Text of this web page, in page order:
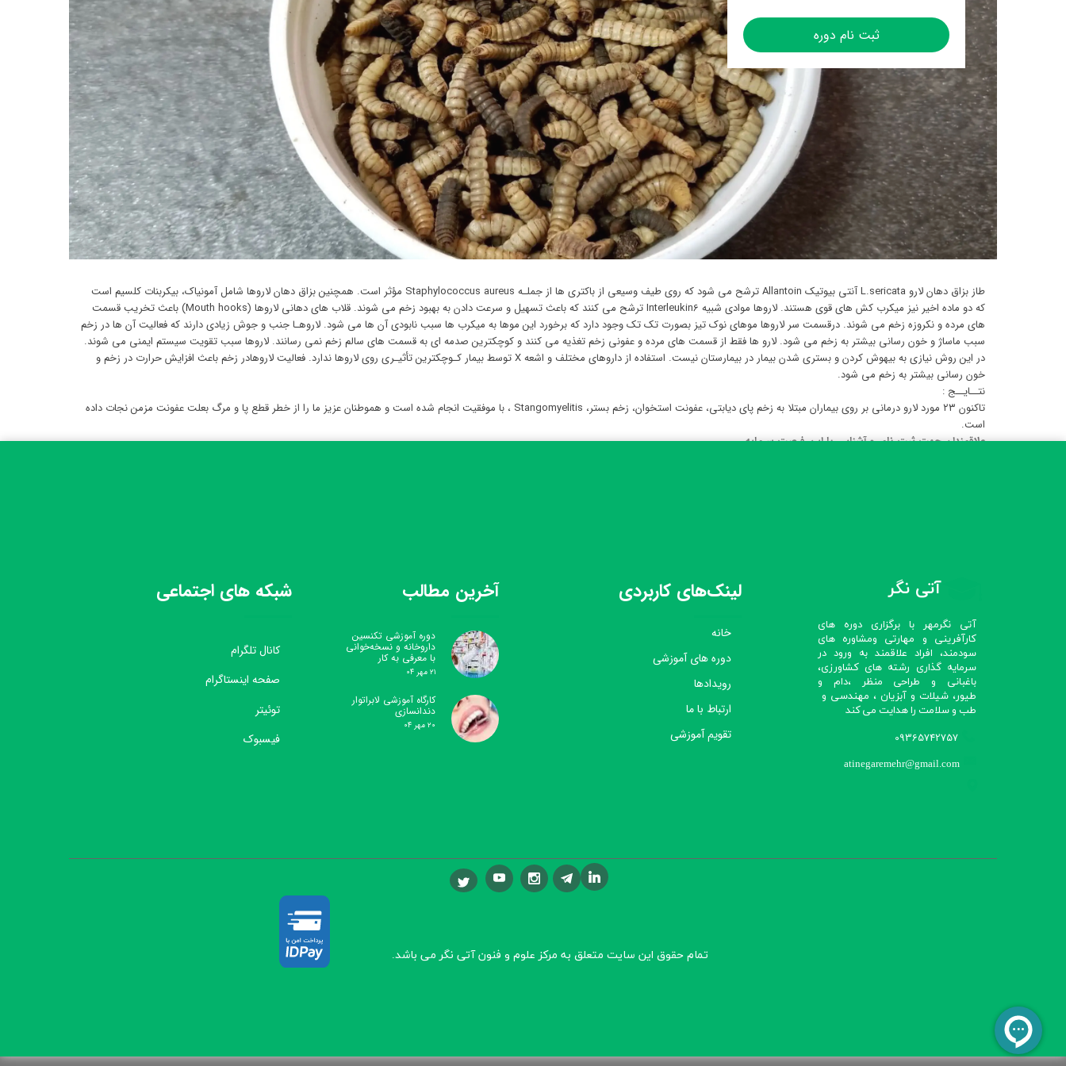
ثبت نام دوره
طاز بزاق دهان لارو L.sericata آنتی بیوتیک Allantoin ترشح می شود که روی طیف وسیعی از باکتری ها از جملـه Staphylococcus aureus مؤثر است. همچنین بزاق دهان لاروها شامل آمونیاک، بیکربنات کلسیم است
که دو ماده اخیر نیز میکرب کش های قوی هستند. لاروها موادی شبیه Interleukin6 ترشح می کنند که باعث تسهیل و سرعت دادن به بهبود زخم می شوند. قلاب های دهانی لاروها (Mouth hooks) باعث تخریب قسمت
های مرده و نکروزه زخم می شوند. درقسمت سر لاروها موهای نوک تیز بصورت تک تک وجود دارد که برخورد این موها به میکرب ها سبب نابودی آن ها می شود. لاروهـا جنب و جوش زیادی دارند که فعالیت آن ها در زخم
سبب ماساژ و خون رسانی بیشتر به زخم می شود. لارو ها فقط از قسمت های مرده و عفونی زخم تغذیه می کنند و کوچکترین صدمه ای به قسمت های سالم زخم نمی رسانند. لاروها سبب تقویت سیستم ایمنی می شوند.
در این روش نیازی به بیهوش کردن و بستری شدن بیمار در بیمارستان نیست. استفاده از داروهای مختلف و اشعه X توسط بیمار کـوچکترین تأثیـری روی لاروها ندارد. فعالیت لاروهادر زخم باعث افزایش حرارت در زخم و
خون رسانی بیشتر به زخم می شود.
نتــایــج :
تاکنون ۲۳ مورد لارو درمانی بر روی بیماران مبتلا به زخم پای دیابتی، عفونت استخوان، زخم بستر، Stangomyelitis ، با موفقیت انجام شده است و هموطنان عزیز ما را از خطر قطع پا و مرگ بعلت عفونت مزمن نجات داده
است.
علاقمندان جهت ثبت نام و آشنایی با این فرصت سرمایه
آتی نگر
آتی نگرمهر با برگزاری دوره های
کارآفرینی و مهارتی ومشاوره های
سودمند، افراد علاقمند به ورود در
سرمایه گذاری رشته های کشاورزی،
باغبانی و طراحی منظر ،دام و
طیور، شیلات و آبزیان ، مهندسی و
طب و سلامت را هدایت می کند​​​​​​​
09365742757
atinegaremehr@gmail.com
لینک‌های کاربردی
خانه
دوره های آموزشی
رویدادها
ارتباط با ما
تقویم آموزشی
آخرین مطالب
دوره آموزشی تکنسین
داروخانه و نسخه‌خوانی
با معرفی به کار
۲۱ مهر ۰۴
کارگاه آموزشی لابراتوار
دندانسازی
۲۰ مهر ۰۴
شبکه های اجتماعی
کانال تلگرام
صفحه اینستاگرام
توئیتر
فیسبوک
تمام حقوق این سایت متعلق به مرکز علوم و فنون آتی نگر می باشد.